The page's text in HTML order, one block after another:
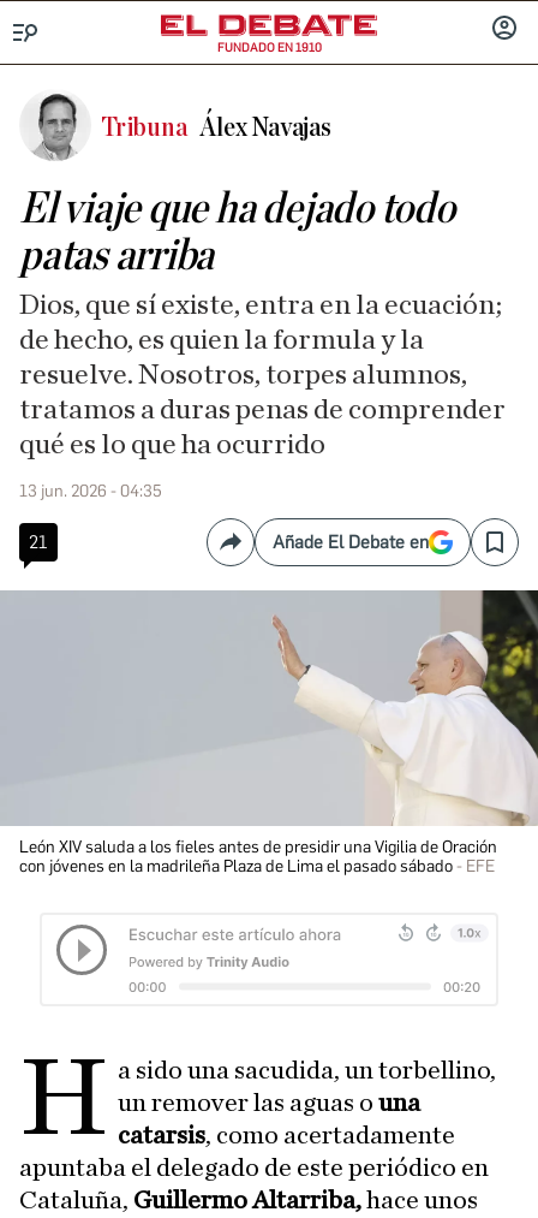
FUNDADO EN 1910
Tribuna Álex Navajas
El viaje que ha dejado todo
patas arriba
Dios, que sí existe, entra en la ecuación;
de hecho, es quien la formula y la
resuelve. Nosotros, torpes alumnos,
tratamos a duras penas de comprender
qué es lo que ha ocurrido
13 jun. 2026 - 04:35
21 CompartirAñade El Debate en Save
León XIV saluda a los fieles antes de presidir una Vigilia de Oración
con jóvenes en la madrileña Plaza de Lima el pasado sábado
EFE
H a sido una sacudida, un torbellino,
un remover las aguas ouna
catarsis, como acertadamente
apuntaba el delegado de este periódico en
Cataluña, Guillermo Altarriba,hace unos